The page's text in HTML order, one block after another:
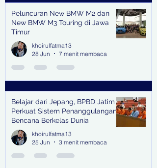
Peluncuran New BMW M2 dan
New BMW M3 Touring di Jawa
Timur
khoirulfatma13
28 Jun
7 menit membaca
Belajar dari Jepang, BPBD Jatim
Perkuat Sistem Penanggulangan
Bencana Berkelas Dunia
khoirulfatma13
25 Jun
3 menit membaca